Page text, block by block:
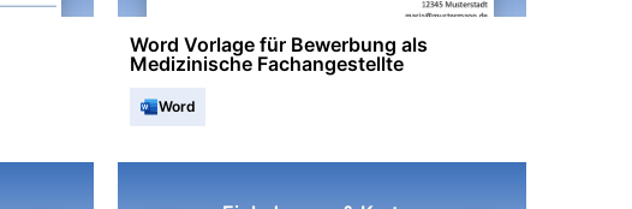
Word Vorlage für Bewerbung als
Medizinische Fachangestellte
Word